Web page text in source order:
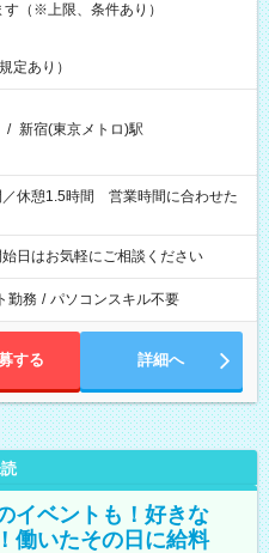
（※上限、条件あり）
定あり）
/ 新宿(東京メトロ)駅
日はお気軽にご相談ください
勤務 / パソコンスキル不要
する 詳細へ
イベントも！好きな
働いたその日に給料